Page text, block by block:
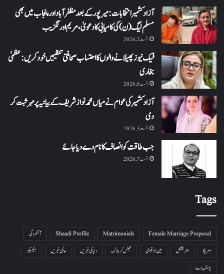
آزاد کشمیر انتخابات: میرپور کے بعد مظفرآباد اور پنجاب میں بھی
مسلم لیگ (ن) کی کامیابی کا دعویٰ، مریم اورنگزیب
اگست 2, 2026
فیک نیوز پھیلانے والوں کا احتساب صحافتی تنظیمیں خود کریں: عظمیٰ
بخاری
اگست 6, 2026
آزاد کشمیر کی عوام نے میاں محمد نواز شریف کے بیانیہ پر مہر ثبت کر
دی
اگست 3, 2026
جب طاقت کو انصاف کا نام دے دیا جائے
اگست 7, 2026
Tags
Female Marriage Proposal
Matrimonials
Shaadi Profile
آتشزدگی
امریکا
انٹرنیشنل بین الاقوامی جھلس کر ہلاک دنیا کی خبریں عالمی خبریں
میکسیکو
یو ایس اے